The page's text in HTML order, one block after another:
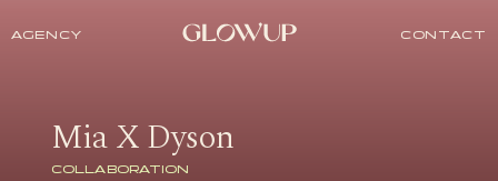
AGENCY CONTACT
Mia X Dyson
COLLABORATION